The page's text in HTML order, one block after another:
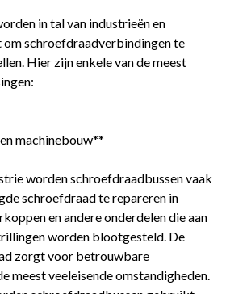
in tal van industrieën en
schroefdraadverbindingen te
Hier zijn enkele van de meest
machinebouw**
worden schroefdraadbussen vaak
schroefdraad te repareren in
en andere onderdelen die aan
worden blootgesteld. De
zorgt voor betrouwbare
meest veeleisende omstandigheden.